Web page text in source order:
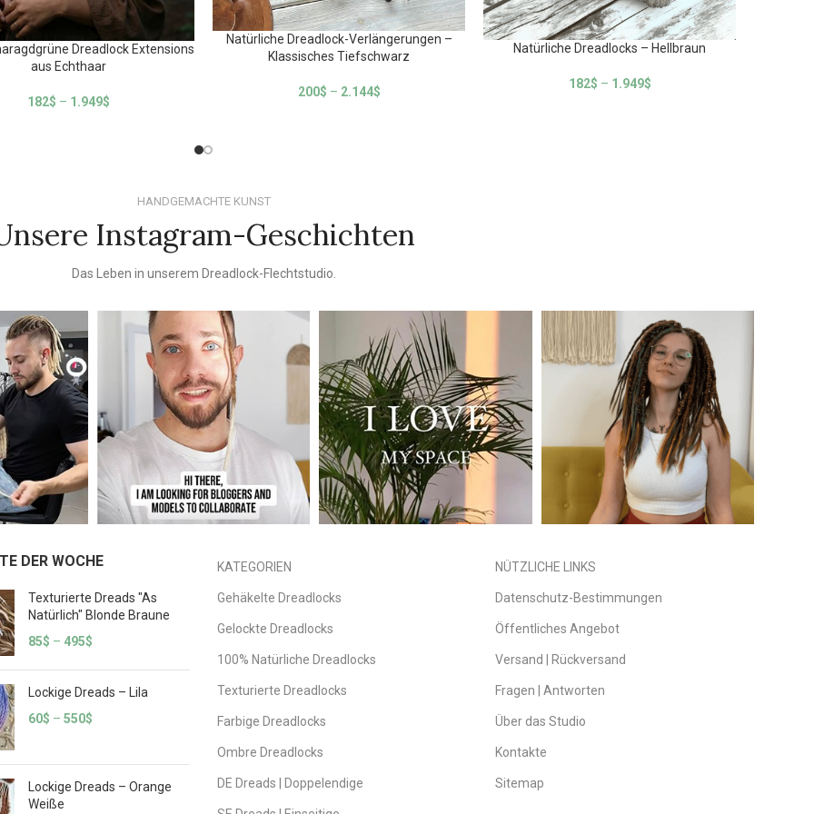
Dreadlock Extensions
aus Echthaar
182$ – 1.949$
Natürliche Dreadlock-Verlängerungen –
Klassisches Tiefschwarz
200$ – 2.144$
Natürliche Dreadlocks – Hellbraun
182$ – 1.949$
HANDGEMACHTE KUNST
Instagram-Geschichten
Das Leben in unserem Dreadlock-Flechtstudio.
DER WOCHE
Texturierte Dreads "As
Natürlich" Blonde Braune
85$ – 495$
Lockige Dreads – Lila
60$ – 550$
Lockige Dreads – Orange
Weiße
KATEGORIEN
Gehäkelte Dreadlocks
Gelockte Dreadlocks
100% Natürliche Dreadlocks
Texturierte Dreadlocks
Farbige Dreadlocks
Ombre Dreadlocks
DE Dreads | Doppelendige
NÜTZLICHE LINKS
Datenschutz-Bestimmungen
Öffentliches Angebot
Versand | Rückversand
Fragen | Antworten
Über das Studio
Kontakte
Sitemap